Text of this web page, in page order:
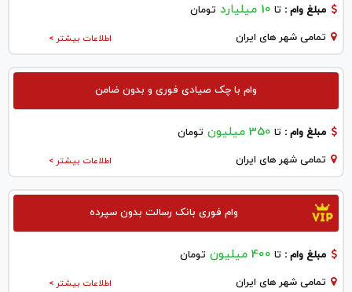
مبلغ وام : تا 10 میلیارد تومان
اطلاعات بیشتر > تمامی شهر های ایران
وام با چک صیادی فوری و بدون ضامن
مبلغ وام : تا 350 میلیون تومان
اطلاعات بیشتر > تمامی شهر های ایران
وام فوری بانک رسالت بدون سپرده
مبلغ وام : تا 400 میلیون تومان
اطلاعات بیشتر > تمامی شهر های ایران